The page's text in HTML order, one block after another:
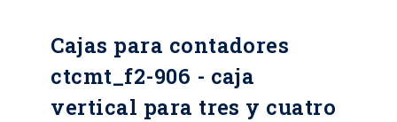
Cajas para contadores
ctcmt_f2-906 - caja
vertical para tres y cuatro